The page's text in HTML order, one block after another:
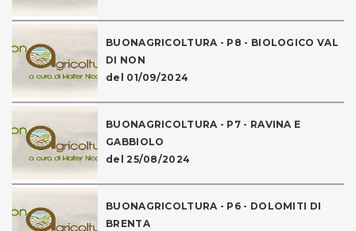
BUONAGRICOLTURA - P8 - BIOLOGICO VAL
DI NON
del 01/09/2024
BUONAGRICOLTURA - P7 - RAVINA E
GABBIOLO
del 25/08/2024
BUONAGRICOLTURA - P6 - DOLOMITI DI
BRENTA